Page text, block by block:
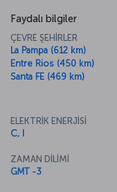
Faydalı bilgiler
ÇEVRE ŞEHİRLER
La Pampa (612 km)
Entre Rios (450 km)
Santa FE (469 km)
ELEKTRİK ENERJİSİ
C, I
ZAMAN DİLİMİ
GMT -3